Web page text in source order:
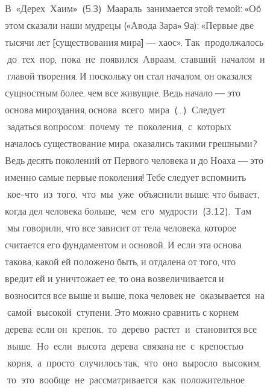
В «Дерех Хаим» (5.3) Маараль занимается этой темой: «Об
этом сказали наши мудрецы («Авода Зара» 9а): «Первые две
тысячи лет [существования мира] — хаос». Так продолжалось
до тех пор, пока не появился Авраам, ставший началом и
главой творения. И поскольку он стал началом, он оказался
сущностным более, чем все живущие. Ведь начало — это
основа мироздания, основа всего мира (…) Следует
задаться вопросом: почему те поколения, с которых
началось существование мира, оказались такими грешными?
Ведь десять поколений от Первого человека и до Ноаха — это
именно самые первые поколения! Тебе следует вспомнить
кое-что из того, что мы уже объяснили выше: что бывает,
когда дел человека больше, чем его мудрости (3.12). Там
мы говорили, что все зависит от тела человека, которое
считается его фундаментом и основой. И если эта основа
такова, какой ей положено быть, и отдалена от того, что
вредит ей и уничтожает ее, то она возвеличивается и
возносится все выше и выше, пока человек не оказывается на
самой высокой ступени. Это можно сравнить с корнем
дерева: если он крепок, то дерево растет и становится все
выше. Но если высота дерева связана не с крепостью
корня, а просто случилось так, что оно выросло высоким,
то это вообще не рассматривается как положительное